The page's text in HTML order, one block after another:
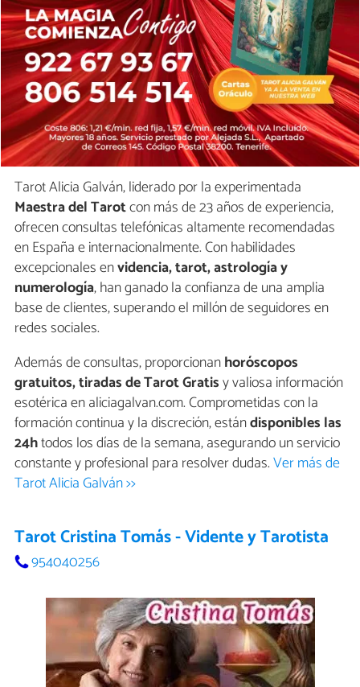
Tarot Alicia Galván, liderado por la experimentada
Maestra del Tarotcon más de 23 años de experiencia,
ofrecen consultas telefónicas altamente recomendadas
en España e internacionalmente. Con habilidades
excepcionales envidencia, tarot, astrología y
numerología, han ganado la confianza de una amplia
base de clientes, superando el millón de seguidores en
redes sociales.
Además de consultas, proporcionanhoróscopos
gratuitos, tiradas de Tarot Gratisy valiosa información
esotérica en aliciagalvan.com. Comprometidas con la
formación continua y la discreción, estándisponibles las
24htodos los días de la semana, asegurando un servicio
constante y profesional para resolver dudas.Ver más de
Tarot Alicia Galván >>
Tarot Cristina Tomás - Vidente y Tarotista
954040256